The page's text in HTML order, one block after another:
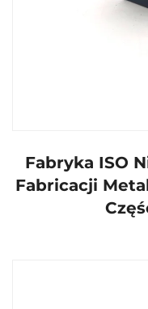
Fabryka ISO
Fabricacji